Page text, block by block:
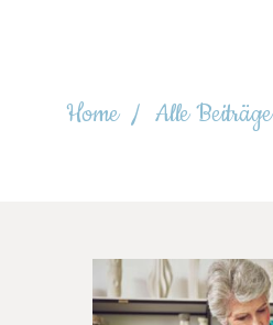
Home Alle Beiträge